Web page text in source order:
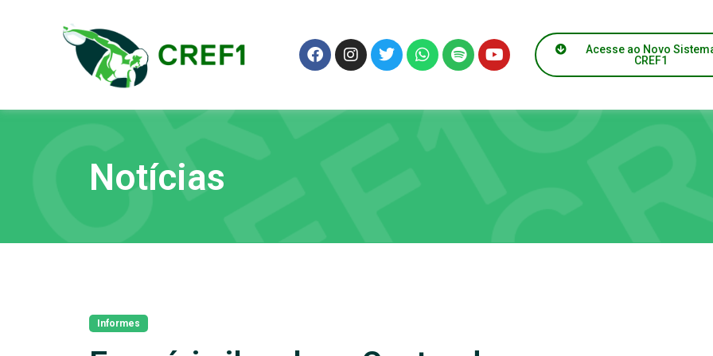
Acesse ao Novo
CREF1
Notícias
Informes